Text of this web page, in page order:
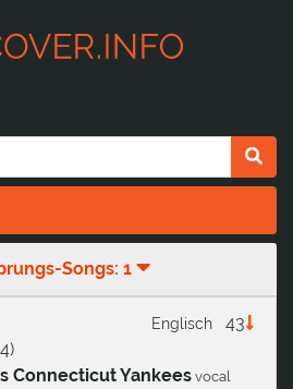
Songs: 1
43
Englisch
)
Connecticut Yankees vocal